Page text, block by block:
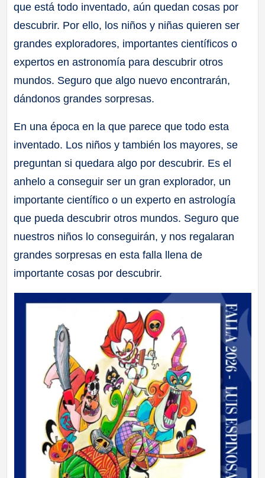
que está todo inventado, aún quedan cosas por
descubrir. Por ello, los niños y niñas quieren ser
grandes exploradores, importantes científicos o
expertos en astronomía para descubrir otros
mundos. Seguro que algo nuevo encontrarán,
dándonos grandes sorpresas.
En una época en la que parece que todo esta
inventado. Los niños y también los mayores, se
preguntan si quedara algo por descubrir. Es el
anhelo a conseguir ser un gran explorador, un
importante científico o un experto en astrología
que pueda descubrir otros mundos. Seguro que
nuestros niños lo conseguirán, y nos regalaran
grandes sorpresas en esta falla llena de
importante cosas por descubrir.